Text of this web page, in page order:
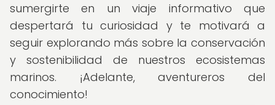
sumergirte en un viaje informativo que
despertará tu curiosidad y te motivará a
seguir explorando más sobre la conservación
y sostenibilidad de nuestros ecosistemas
marinos. ¡Adelante, aventureros del
conocimiento!